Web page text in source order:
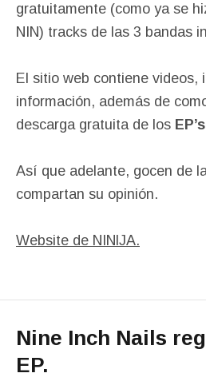
gratuitamente (como ya se
NIN) tracks de las 3 bandas
El sitio web contiene videos,
información, además de
descarga gratuita de los
Así que adelante, gocen de
compartan su opinión.
Website de NINlJA.
Nine Inch Nails
EP.